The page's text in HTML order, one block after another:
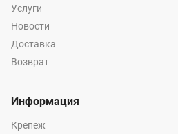
Услуги
Новости
Доставка
Возврат
Информация
Крепеж